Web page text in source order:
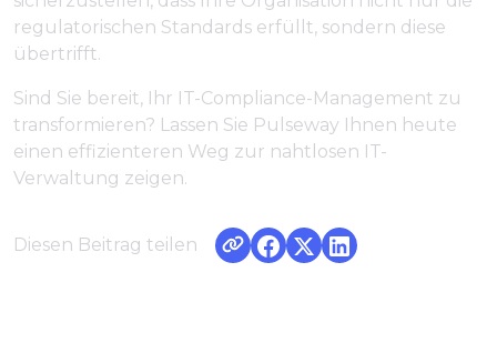
regulatorischen Standards erfüllt, sondern diese
übertrifft.
Sind Sie bereit, Ihr IT-Compliance-Management zu
transformieren? Lassen Sie Pulseway Ihnen heute
einen effizienteren Weg zur nahtlosen IT-
Verwaltung zeigen.
Diesen Beitrag teilen